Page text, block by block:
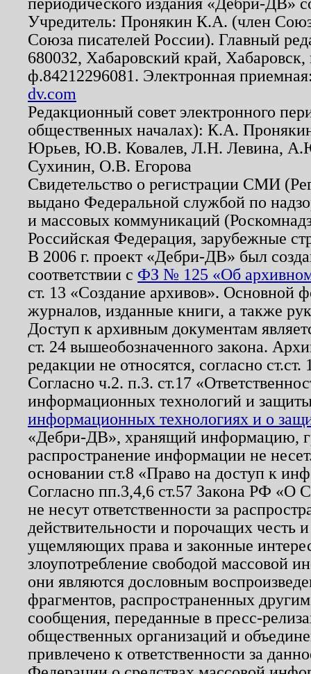
Учредитель: Пронякин К.А. (член
Союза писателей России). Главный
680032, Хабаровский край,
ф.84212296081. Электронная
dv.com
Редакционный совет электронного
общественных началах): К.А.
Юрьев, Ю.В. Ковалев, Л.Н. Левина,
Сухинин, О.В. Егорова
Свидетельство о регистрации СМИ
выдано Федеральной службой по
и массовых коммуникаций
Российская Федерация, зарубежные
В 2006 г. проект «Дебри-ДВ» был
соответствии с ФЗ № 125 «Об
ст. 13 «Создание архивов». Основной
журналов, изданные книги, а также
Доступ к архивным документам
ст. 24 вышеобозначенного закона.
редакции не относятся, согласно
Согласно ч.2. п.3. ст.17
информационных технологий и
информационных технологиях и о
«Дебри-ДВ», хранящий информацию,
распространение информации не
основании ст.8 «Право на доступ к
Согласно пп.3,4,6 ст.57 Закона РФ «О
не несут ответственности за
действительности и порочащих честь
ущемляющих права и законные
злоупотребление свободой массовой
они являются дословным
фрагментов, распространенных
сообщения, переданные в пресс-
общественных организаций и
привлечено к ответственности за